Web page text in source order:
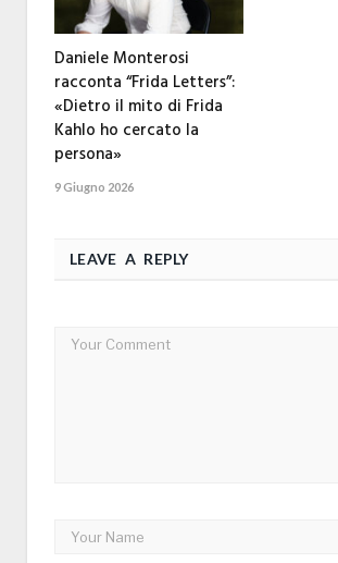
Daniele Monterosi
racconta “Frida Letters”:
«Dietro il mito di Frida
Kahlo ho cercato la
persona»
9 Giugno 2026
LEAVE A REPLY